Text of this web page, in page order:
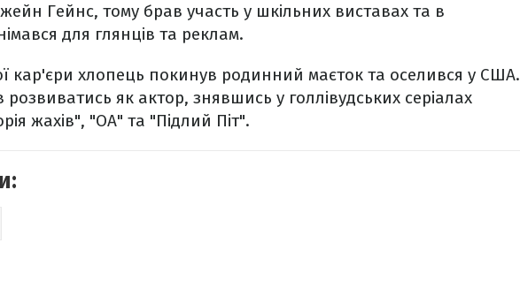
Гейнс, тому брав участь у шкільних виставах та в
для глянців та реклам.
кар'єри хлопець покинув родинний маєток та оселився у США.
як актор, знявшись у голлівудських серіалах
жахів", "ОА" та "Підлий Піт".